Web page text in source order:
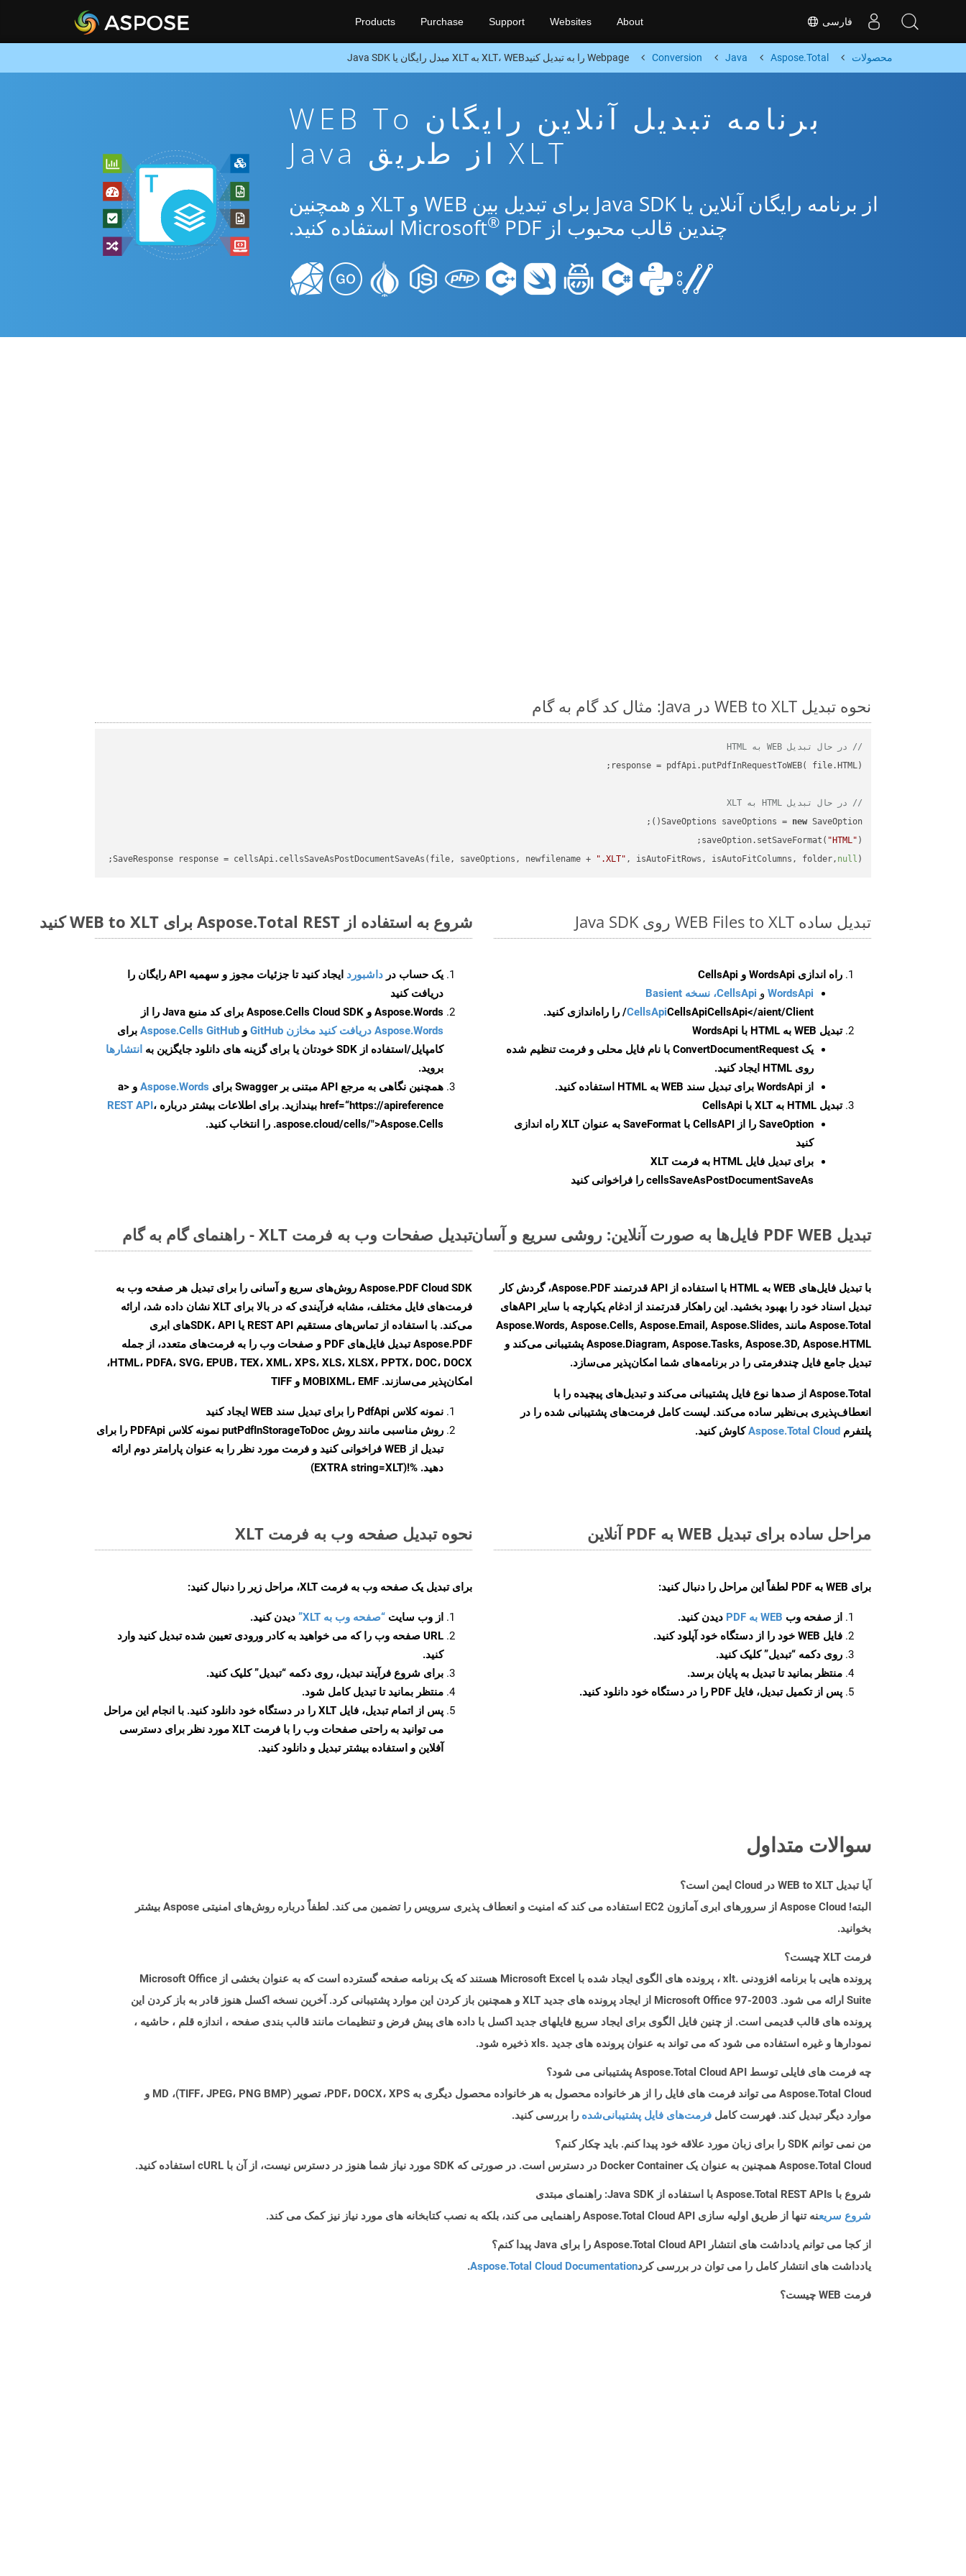
فارسی Products Purchase Support Websites About
محصولات Aspose.Total
Java
Conversion Webpage را به تبدیل کنیدXLT، WEB به XLT مبدل رایگان یا Java SDK
برنامه تبدیل آنلاین رایگان WEB To
XLT از طریق Java
از برنامه رایگان آنلاین یا Java SDK برای تبدیل بین WEB و XLT و همچنین
چندین قالب محبوب از Microsoft
® PDF استفاده کنید.
نحوه تبدیل WEB to XLT در Java: مثال کد گام به گام
// در حال تبدیل WEB به HTML
// در حال تبدیل HTML به XLT
SaveOptions saveOptions = new
saveOption.setSaveFormat( "HTML"
SaveResponse response = cellsApi.cellsSaveAsPostDocumentSaveAs(file, saveOptions, newfilename +
".XLT" , isAutoFitRows, isAutoFitColumns, folder, null );
تبدیل ساده WEB Files to XLT روی Java SDK
راه اندازی WordsApi و CellsApi
WordsApi و CellsApi، نسخه Basient
CellsApiCellsApiCellsApi</aient/Client/ را راه‌اندازی کنید.
تبدیل WEB به HTML با WordsApi
یک ConvertDocumentRequest با نام فایل محلی و فرمت تنظیم شده
روی HTML ایجاد کنید.
از WordsApi برای تبدیل سند WEB به HTML استفاده کنید.
تبدیل HTML به XLT با CellsApi
SaveOption
را از CellsAPI با SaveFormat به عنوان XLT راه اندازی
کنید
برای تبدیل فایل HTML به فرمت
XLT
cellsSaveAsPostDocumentSaveAs را فراخوانی کنید
شروع به استفاده از Aspose.Total REST برای WEB to XLT کنید
یک حساب در داشبورد
ایجاد کنید تا جزئیات مجوز و سهمیه API رایگان را
دریافت کنید
Aspose.Words و Aspose.Cells Cloud SDK برای کد منبع Java را از
Aspose.Words دریافت کنید مخازن GitHub
و Aspose.Cells GitHub برای
کامپایل/استفاده از SDK خودتان یا برای گزینه های دانلود جایگزین به
انتشارها
بروید.
همچنین نگاهی به مرجع API مبتنی بر Swagger برای
Aspose.Words
و <a
href=“https://apireference بیندازید. برای اطلاعات بیشتر درباره
REST API،
.aspose.cloud/cells/">Aspose.Cells را انتخاب کنید.
تبدیل PDF WEB فایل‌ها به صورت آنلاین: روشی سریع و آسان
با تبدیل فایل‌های WEB به HTML با استفاده از API قدرتمند Aspose.PDF، گردش کار
تبدیل اسناد خود را بهبود بخشید. این راهکار قدرتمند از ادغام یکپارچه با سایر APIهای
Aspose.Total مانند Aspose.Words, Aspose.Cells, Aspose.Email, Aspose.Slides,
Aspose.Diagram, Aspose.Tasks, Aspose.3D, Aspose.HTML پشتیبانی می‌کند و
تبدیل جامع فایل چندفرمتی را در برنامه‌های شما امکان‌پذیر می‌سازد.
Aspose.Total از صدها نوع فایل پشتیبانی می‌کند و تبدیل‌های پیچیده را با
انعطاف‌پذیری بی‌نظیر ساده می‌کند. لیست کامل فرمت‌های پشتیبانی شده را در
پلتفرم Aspose.Total Cloudکاوش کنید.
تبدیل صفحات وب به فرمت XLT - راهنمای گام به گام
Aspose.PDF Cloud SDK روش‌های سریع و آسانی را برای تبدیل هر صفحه وب به
فرمت‌های فایل مختلف، مشابه فرآیندی که در بالا برای XLT نشان داده شد، ارائه
می‌کند. با استفاده از تماس‌های مستقیم REST API یا SDK، API‌های ابری
Aspose.PDF تبدیل فایل‌های PDF و صفحات وب را به فرمت‌های متعدد، از جمله
HTML، PDFA، SVG، EPUB، TEX، XML، XPS، XLS، XLSX، PPTX، DOC، DOCX،
امکان‌پذیر می‌سازند. MOBIXML، EMF و TIFF
نمونه کلاس PdfApi را برای تبدیل سند WEB ایجاد کنید
روش مناسبی مانند روش putPdfInStorageToDoc
نمونه کلاس PDFApi را برای
تبدیل از WEB فراخوانی کنید و فرمت مورد نظر را به عنوان پارامتر دوم ارائه
دهید. %!(EXTRA string=XLT)
مراحل ساده برای تبدیل WEB به PDF آنلاین
برای WEB به PDF لطفاً این مراحل را دنبال کنید:
از صفحه وب WEB به PDF
دیدن کنید.
فایل WEB خود را از دستگاه خود آپلود کنید.
روی دکمه “تبدیل”کلیک کنید.
منتظر بمانید تا تبدیل به پایان برسد.
پس از تکمیل تبدیل، فایل PDF را در دستگاه خود دانلود کنید.
نحوه تبدیل صفحه وب به فرمت XLT
برای تبدیل یک صفحه وب به فرمت XLT، مراحل زیر را دنبال کنید:
از وب سایت “صفحه وب به XLT”
دیدن کنید.
URL صفحه وب را که می خواهید به کادر ورودی تعیین شده تبدیل کنید وارد
کنید.
برای شروع فرآیند تبدیل، روی دکمه “تبدیل” کلیک کنید.
منتظر بمانید تا تبدیل کامل شود.
پس از اتمام تبدیل، فایل XLT را در دستگاه خود دانلود کنید. با انجام این مراحل
می توانید به راحتی صفحات وب را با فرمت XLT مورد نظر برای دسترسی
آفلاین و استفاده بیشتر تبدیل و دانلود کنید.
سوالات متداول
آیا تبدیل WEB to XLT در Cloud ایمن است؟
البته! Aspose Cloud از سرورهای ابری آمازون EC2 استفاده می کند که امنیت و انعطاف پذیری سرویس را تضمین می کند. لطفاً درباره روش‌های امنیتی Aspose بیشتر
بخوانید.
فرمت XLT چیست؟
پرونده هایی با برنامه افزودنی .xlt ، پرونده های الگوی ایجاد شده با Microsoft Excel هستند که یک برنامه صفحه گسترده است که به عنوان بخشی از Microsoft Office
Suite ارائه می شود. Microsoft Office 97-2003 از ایجاد پرونده های جدید XLT و همچنین باز کردن این موارد پشتیبانی کرد. آخرین نسخه اکسل هنوز قادر به باز کردن این
پرونده های قالب قدیمی است. از چنین فایل الگوی برای ایجاد سریع فایلهای جدید اکسل با داده های پیش فرض و تنظیمات مانند قالب بندی صفحه ، اندازه قلم ، حاشیه ،
نمودارها و غیره استفاده می شود که می تواند به عنوان پرونده های جدید .xls ذخیره شود.
چه فرمت های فایلی توسط Aspose.Total Cloud API پشتیبانی می شود؟
Aspose.Total Cloud می تواند فرمت های فایل را از هر خانواده محصول به هر خانواده محصول دیگری به PDF، DOCX، XPS، تصویر (TIFF، JPEG، PNG BMP)، MD و
موارد دیگر تبدیل کند. فهرست کامل فرمت‌های فایل پشتیبانی‌شده را بررسی کنید.
من نمی توانم SDK را برای زبان مورد علاقه خود پیدا کنم. باید چکار کنم؟
Aspose.Total Cloud همچنین به عنوان یک Docker Container در دسترس است. در صورتی که SDK مورد نیاز شما هنوز در دسترس نیست، از آن با cURL استفاده کنید.
شروع با Aspose.Total REST APIs با استفاده از Java SDK: راهنمای مبتدی
شروع سریعنه تنها از طریق اولیه سازی Aspose.Total Cloud API راهنمایی می کند، بلکه به نصب کتابخانه های مورد نیاز نیز کمک می کند.
از کجا می توانم یادداشت های انتشار Aspose.Total Cloud API را برای Java پیدا کنم؟
یادداشت های انتشار کامل را می توان در بررسی کردAspose.Total Cloud Documentation
.
فرمت WEB چیست؟